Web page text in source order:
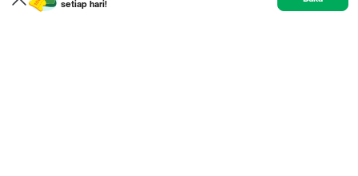
setiap hari!